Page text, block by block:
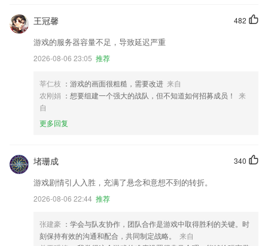
482
王冠馨
游戏的服务器容量不足，导致延迟严重
2026-08-06 23:05 推荐
莘仁枝 ：游戏的画面很粗糙，需要改进 来自
农刚娟 ：想要组建一个强大的战队，但不知道如何招募成员！
来
自
更多回复
340
堵珊成
游戏剧情引人入胜，充满了悬念和意想不到的转折。
2026-08-06 22:44 推荐
张建豪 ：学会与队友协作，团队合作是游戏中取得胜利的关键。时
刻保持有效的沟通和配合，共同制定战略。
来自